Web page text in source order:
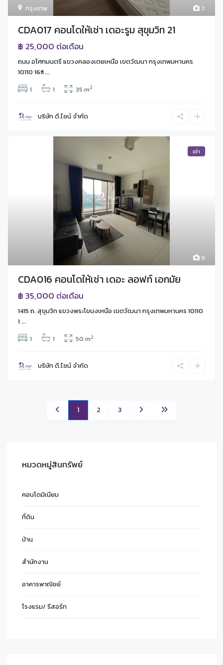
7
กรุงเทพ
CDA017 คอนโดให้เช่า เดอะรูม สุขุมวิท 21
฿ 25,000 ต่อเดือน
ถนน อโศกมนตรี แขวงคลองเตยเหนือ เขตวัฒนา กรุงเทพมหานคร
10110 16fl ...
1
1 35 m2
บริษัท ดี.ไซน์ จํากัด
9
เช่า
CDA016 คอนโดให้เช่า เดอะ ลอฟท์ เอกมัย
฿ 35,000 ต่อเดือน
1415 ถ. สุขุมวิท แขวงพระโขนงเหนือ เขตวัฒนา กรุงเทพมหานคร 10110
1 ...
1
1 50 m2
บริษัท ดี.ไซน์ จํากัด
1 2 3
หมวดหมู่สินทรัพย์
คอนโดมิเนียม
ที่ดิน
บ้าน
สำนักงาน
อาคารพาณิชย์
โรงแรม/ รีสอร์ท